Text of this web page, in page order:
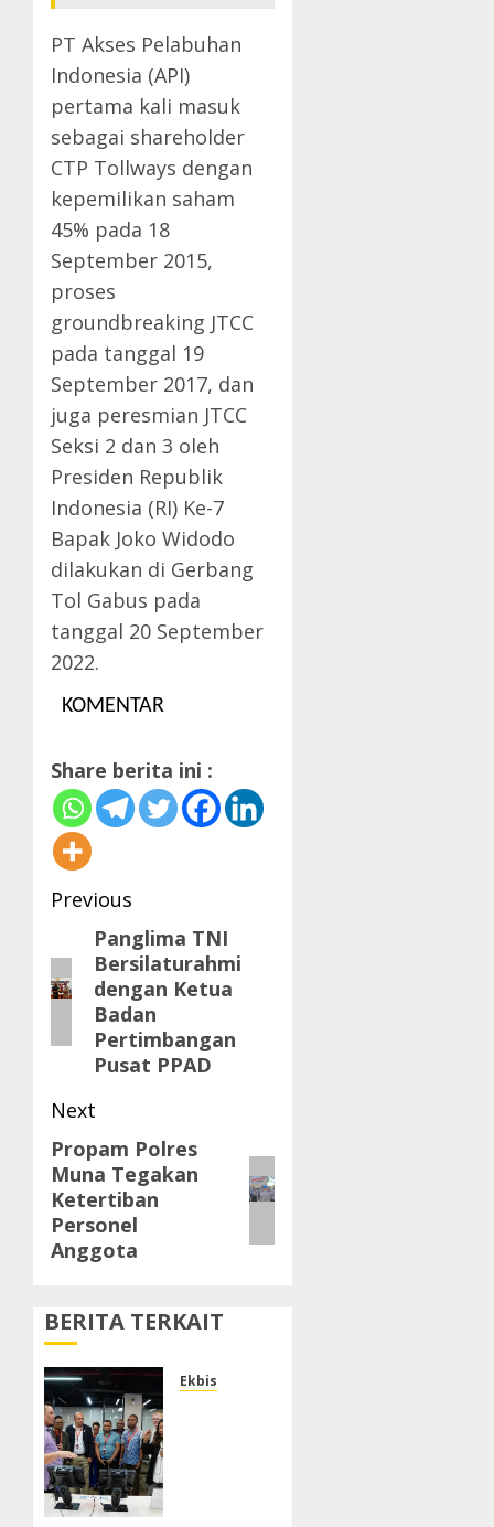
PT Akses Pelabuhan
Indonesia (API)
pertama kali masuk
sebagai shareholder
CTP Tollways dengan
kepemilikan saham
45% pada 18
September 2015,
proses
groundbreaking JTCC
pada tanggal 19
September 2017, dan
juga peresmian JTCC
Seksi 2 dan 3 oleh
Presiden Republik
Indonesia (RI) Ke-7
Bapak Joko Widodo
dilakukan di Gerbang
Tol Gabus pada
tanggal 20 September
2022.
KOMENTAR
Share berita ini :
Post
navigation
Previous
Previous
post:
Panglima TNI
Bersilaturahmi
dengan Ketua
Badan
Pertimbangan
Pusat PPAD
Next
Next
post:
Propam Polres
Muna Tegakan
Ketertiban
Personel
Anggota
BERITA TERKAIT
Ekbis